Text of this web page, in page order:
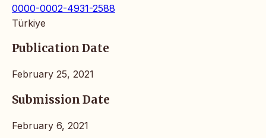
0000-0002-4931-2588
Türkiye
Publication Date
February 25, 2021
Submission Date
February 6, 2021